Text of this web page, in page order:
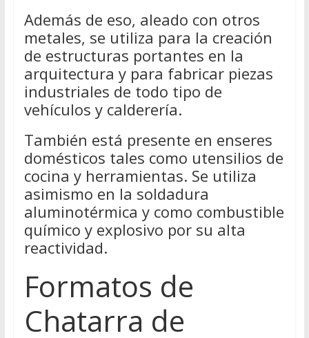
Además de eso, aleado con otros
metales, se utiliza para la creación
de estructuras portantes en la
arquitectura y para fabricar piezas
industriales de todo tipo de
vehículos y calderería.
También está presente en enseres
domésticos tales como utensilios de
cocina y herramientas. Se utiliza
asimismo en la soldadura
aluminotérmica y como combustible
químico y explosivo por su alta
reactividad.
Formatos de
Chatarra de